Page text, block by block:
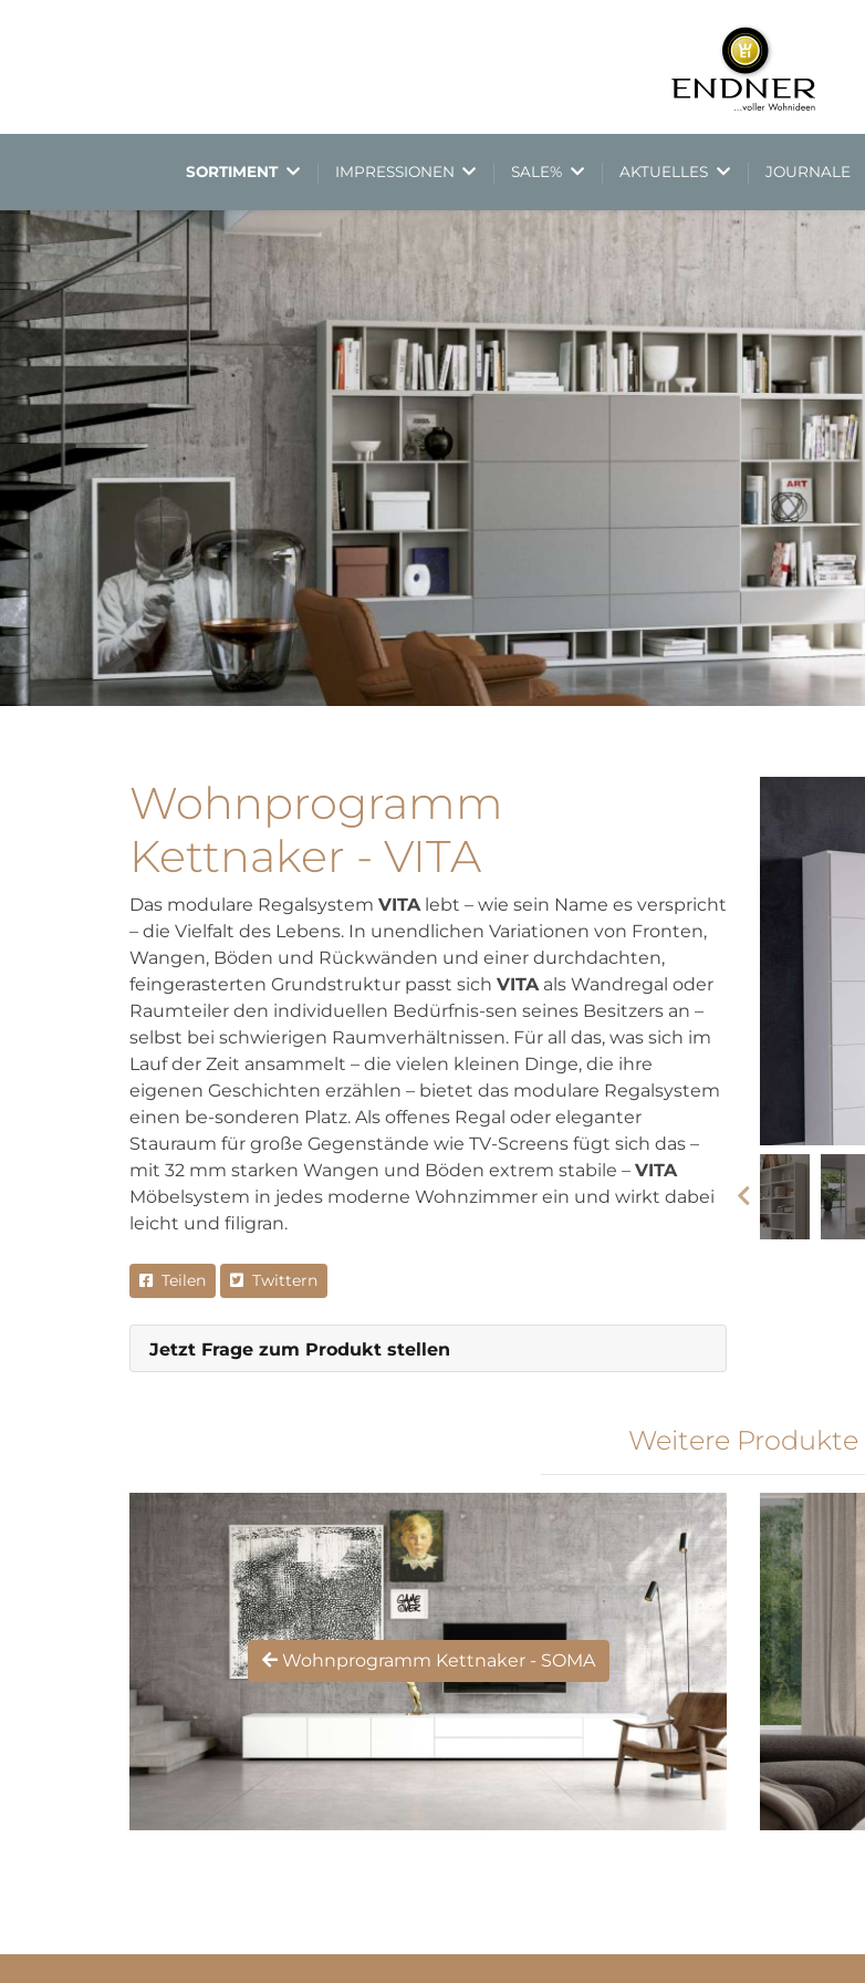
SORTIMENT IMPRESSIONEN SALE% AKTUELLES JOURNALE
Wohnprogramm
Kettnaker - VITA
Das modulare Regalsystem VITAlebt – wie sein Name es verspricht
– die Vielfalt des Lebens. In unendlichen Variationen von Fronten,
Wangen, Böden und Rückwänden und einer durchdachten,
feingerasterten Grundstruktur passt sich VITAals Wandregal oder
Raumteiler den individuellen Bedürfnis-sen seines Besitzers an –
selbst bei schwierigen Raumverhältnissen. Für all das, was sich im
Lauf der Zeit ansammelt – die vielen kleinen Dinge, die ihre
eigenen Geschichten erzählen – bietet das modulare Regalsystem
einen be-sonderen Platz. Als offenes Regal oder eleganter
Stauraum für große Gegenstände wie TV-Screens fügt sich das –
mit 32 mm starken Wangen und Böden extrem stabile – VITA
Möbelsystem in jedes moderne Wohnzimmer ein und wirkt dabei
leicht und filigran.
Teilen Twittern
Jetzt Frage zum Produkt stellen
Weitere Produkte
Wohnprogramm Kettnaker - SOMA